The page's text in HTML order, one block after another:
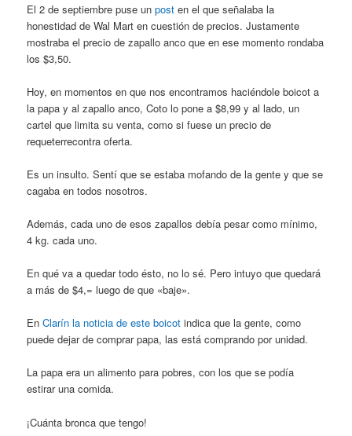
El 2 de septiembre puse unpost en el que señalaba la
honestidad de Wal Mart en cuestión de precios. Justamente
mostraba el precio de zapallo anco que en ese momento rondaba
los $3,50.
Hoy, en momentos en que nos encontramos haciéndole boicot a
la papa y al zapallo anco, Coto lo pone a $8,99 y al lado, un
cartel que limita su venta, como si fuese un precio de
requeterrecontra oferta.
Es un insulto. Sentí que se estaba mofando de la gente y que se
cagaba en todos nosotros.
Además, cada uno de esos zapallos debía pesar como mínimo,
4 kg. cada uno.
En qué va a quedar todo ésto, no lo sé. Pero intuyo que quedará
a más de $4,= luego de que «baje».
EnClarín la noticia de este boicot indica que la gente, como
puede dejar de comprar papa, las está comprando por unidad.
La papa era un alimento para pobres, con los que se podía
estirar una comida.
¡Cuánta bronca que tengo!